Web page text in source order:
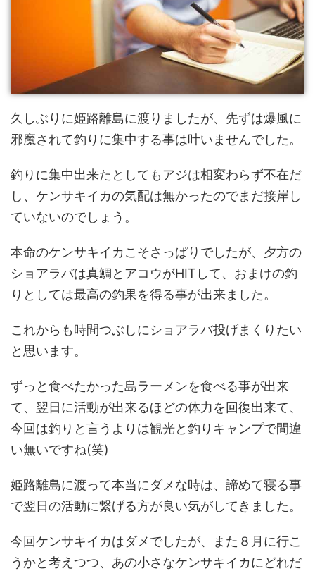
久しぶりに姫路離島に渡りましたが、先ずは爆風に
邪魔されて釣りに集中する事は叶いませんでした。
釣りに集中出来たとしてもアジは相変わらず不在だ
し、ケンサキイカの気配は無かったのでまだ接岸し
ていないのでしょう。
本命のケンサキイカこそさっぱりでしたが、夕方の
ショアラバは真鯛とアコウがHITして、おまけの釣
りとしては最高の釣果を得る事が出来ました。
これからも時間つぶしにショアラバ投げまくりたい
と思います。
ずっと食べたかった島ラーメンを食べる事が出来
て、翌日に活動が出来るほどの体力を回復出来て、
今回は釣りと言うよりは観光と釣りキャンプで間違
い無いですね(笑)
姫路離島に渡って本当にダメな時は、諦めて寝る事
で翌日の活動に繋げる方が良い気がしてきました。
今回ケンサキイカはダメでしたが、また８月に行こ
うかと考えつつ、あの小さなケンサキイカにどれだ